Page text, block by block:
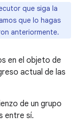
que siga la
que lo hagas
anteriormente.
en el objeto de
actual de las
de un grupo
entre sí.